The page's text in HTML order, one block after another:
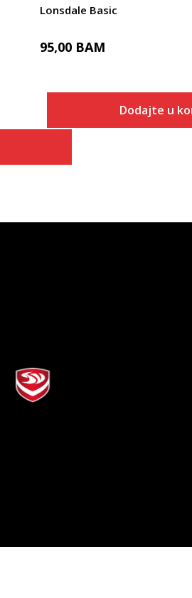
Lonsdale Basic
95,00 BAM
Dodajte u